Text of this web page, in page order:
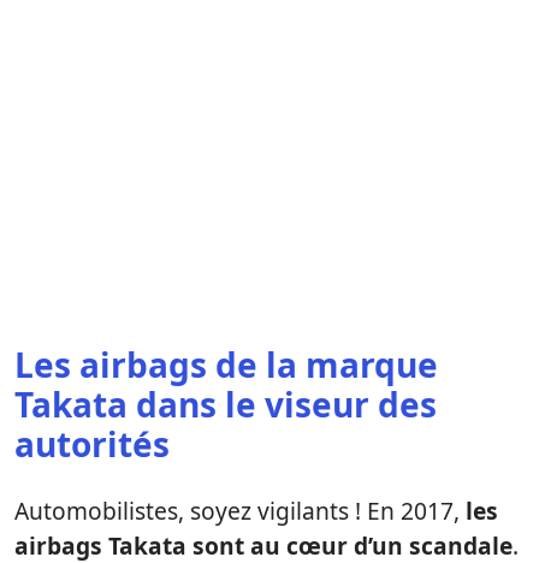
Les airbags de la marque
Takata dans le viseur des
autorités
Automobilistes, soyez vigilants ! En 2017, les
airbags Takata sont au cœur d’un scandale.